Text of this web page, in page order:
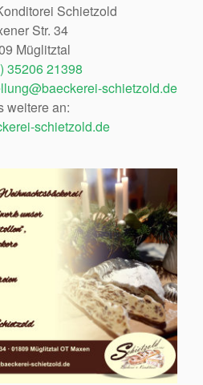
Schietzold
Str. 34
Müglitztal
35206 21398
schietzold.de
weitere an:
schietzold.de